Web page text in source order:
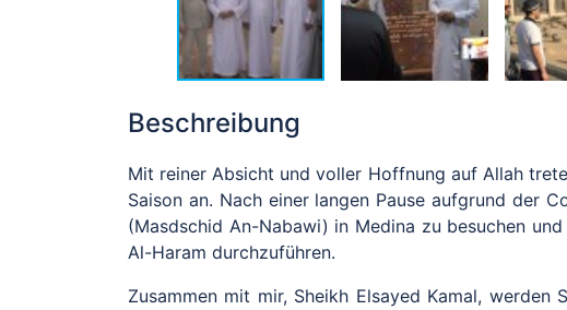
Beschreibung
Mit reiner Absicht und voller Hoffnung auf Allah
Saison an. Nach einer langen Pause aufgrund der
(Masdschid An-Nabawi) in Medina zu besuchen
Al-Haram durchzuführen.
Zusammen mit mir, Sheikh Elsayed Kamal,